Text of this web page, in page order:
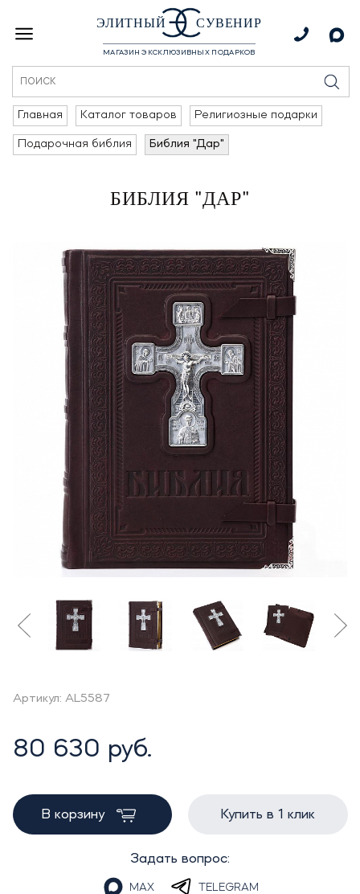
ЭЛИТНЫЙ СУВЕНИР
МАГАЗИН ЭКСКЛЮЗИВНЫХ ПОДАРКОВ
Главная Каталог товаров Религиозные подарки
Подарочная библия Библия "Дар"
БИБЛИЯ "ДАР"
Артикул: AL5587
80 630 руб.
В корзину Купить в 1 клик
Задать вопрос:
MAX TELEGRAM